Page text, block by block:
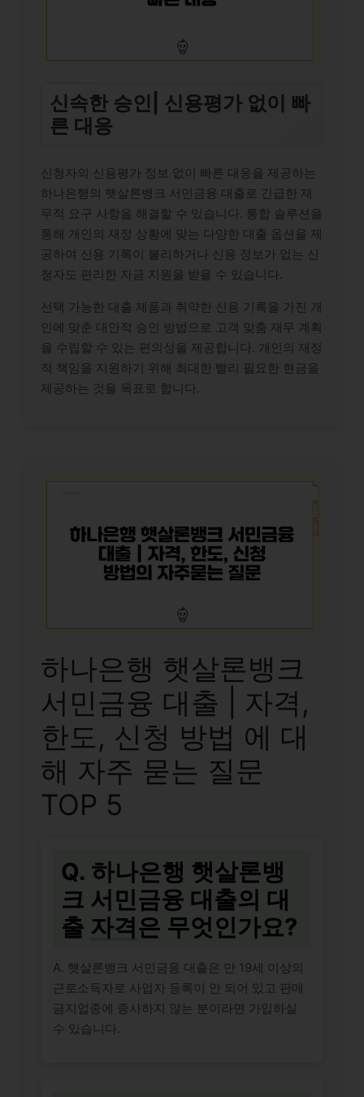
신속한 승인| 신용평가 없이 빠
른 대응
신청자의 신용평가 정보 없이 빠른 대응을 제공하는
하나은행의 햇살론뱅크 서민금융 대출로 긴급한 재
무적 요구 사항을 해결할 수 있습니다. 통합 솔루션을
통해 개인의 재정 상황에 맞는 다양한 대출 옵션을 제
공하여 신용 기록이 불리하거나 신용 정보가 없는 신
청자도 편리한 자금 지원을 받을 수 있습니다.
선택 가능한 대출 제품과 취약한 신용 기록을 가진 개
인에 맞춘 대안적 승인 방법으로 고객 맞춤 재무 계획
을 수립할 수 있는 편의성을 제공합니다. 개인의 재정
적 책임을 지원하기 위해 최대한 빨리 필요한 현금을
제공하는 것을 목표로 합니다.
하나은행 햇살론뱅크
서민금융 대출 | 자격,
한도, 신청 방법 에 대
해 자주 묻는 질문
TOP 5
Q. 하나은행 햇살론뱅
크 서민금융 대출의 대
출 자격은 무엇인가요?
A. 햇살론뱅크 서민금융 대출은 만 19세 이상의
근로소득자로 사업자 등록이 안 되어 있고 판매
금지업종에 종사하지 않는 분이라면 가입하실
수 있습니다.